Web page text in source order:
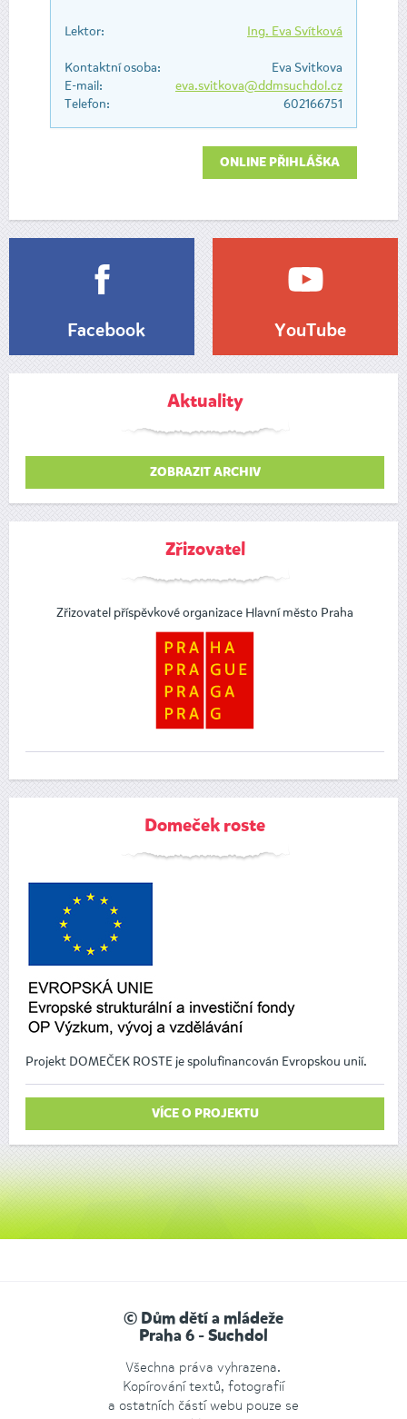
Lektor: Ing. Eva Svítková
Kontaktní osoba:
Eva Svitkova
E-mail:
eva.svitkova@ddmsuchdol.cz
Telefon:
602166751
ONLINE PŘIHLÁŠKA
Facebook YouTube
Aktuality
ZOBRAZIT ARCHIV
Zřizovatel
Zřizovatel příspěvkové organizace Hlavní město Praha
Domeček roste
Projekt DOMEČEK ROSTE je spolufinancován Evropskou unií.
VÍCE O PROJEKTU
© Dům dětí a mládeže
Praha 6 - Suchdol
Všechna práva vyhrazena.
Kopírování textů, fotografií
a ostatních částí webu pouze se